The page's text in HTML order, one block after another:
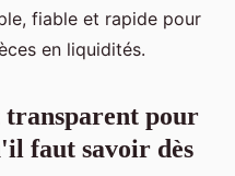
fiable et rapide pour
en liquidités.
transparent pour
faut savoir dès